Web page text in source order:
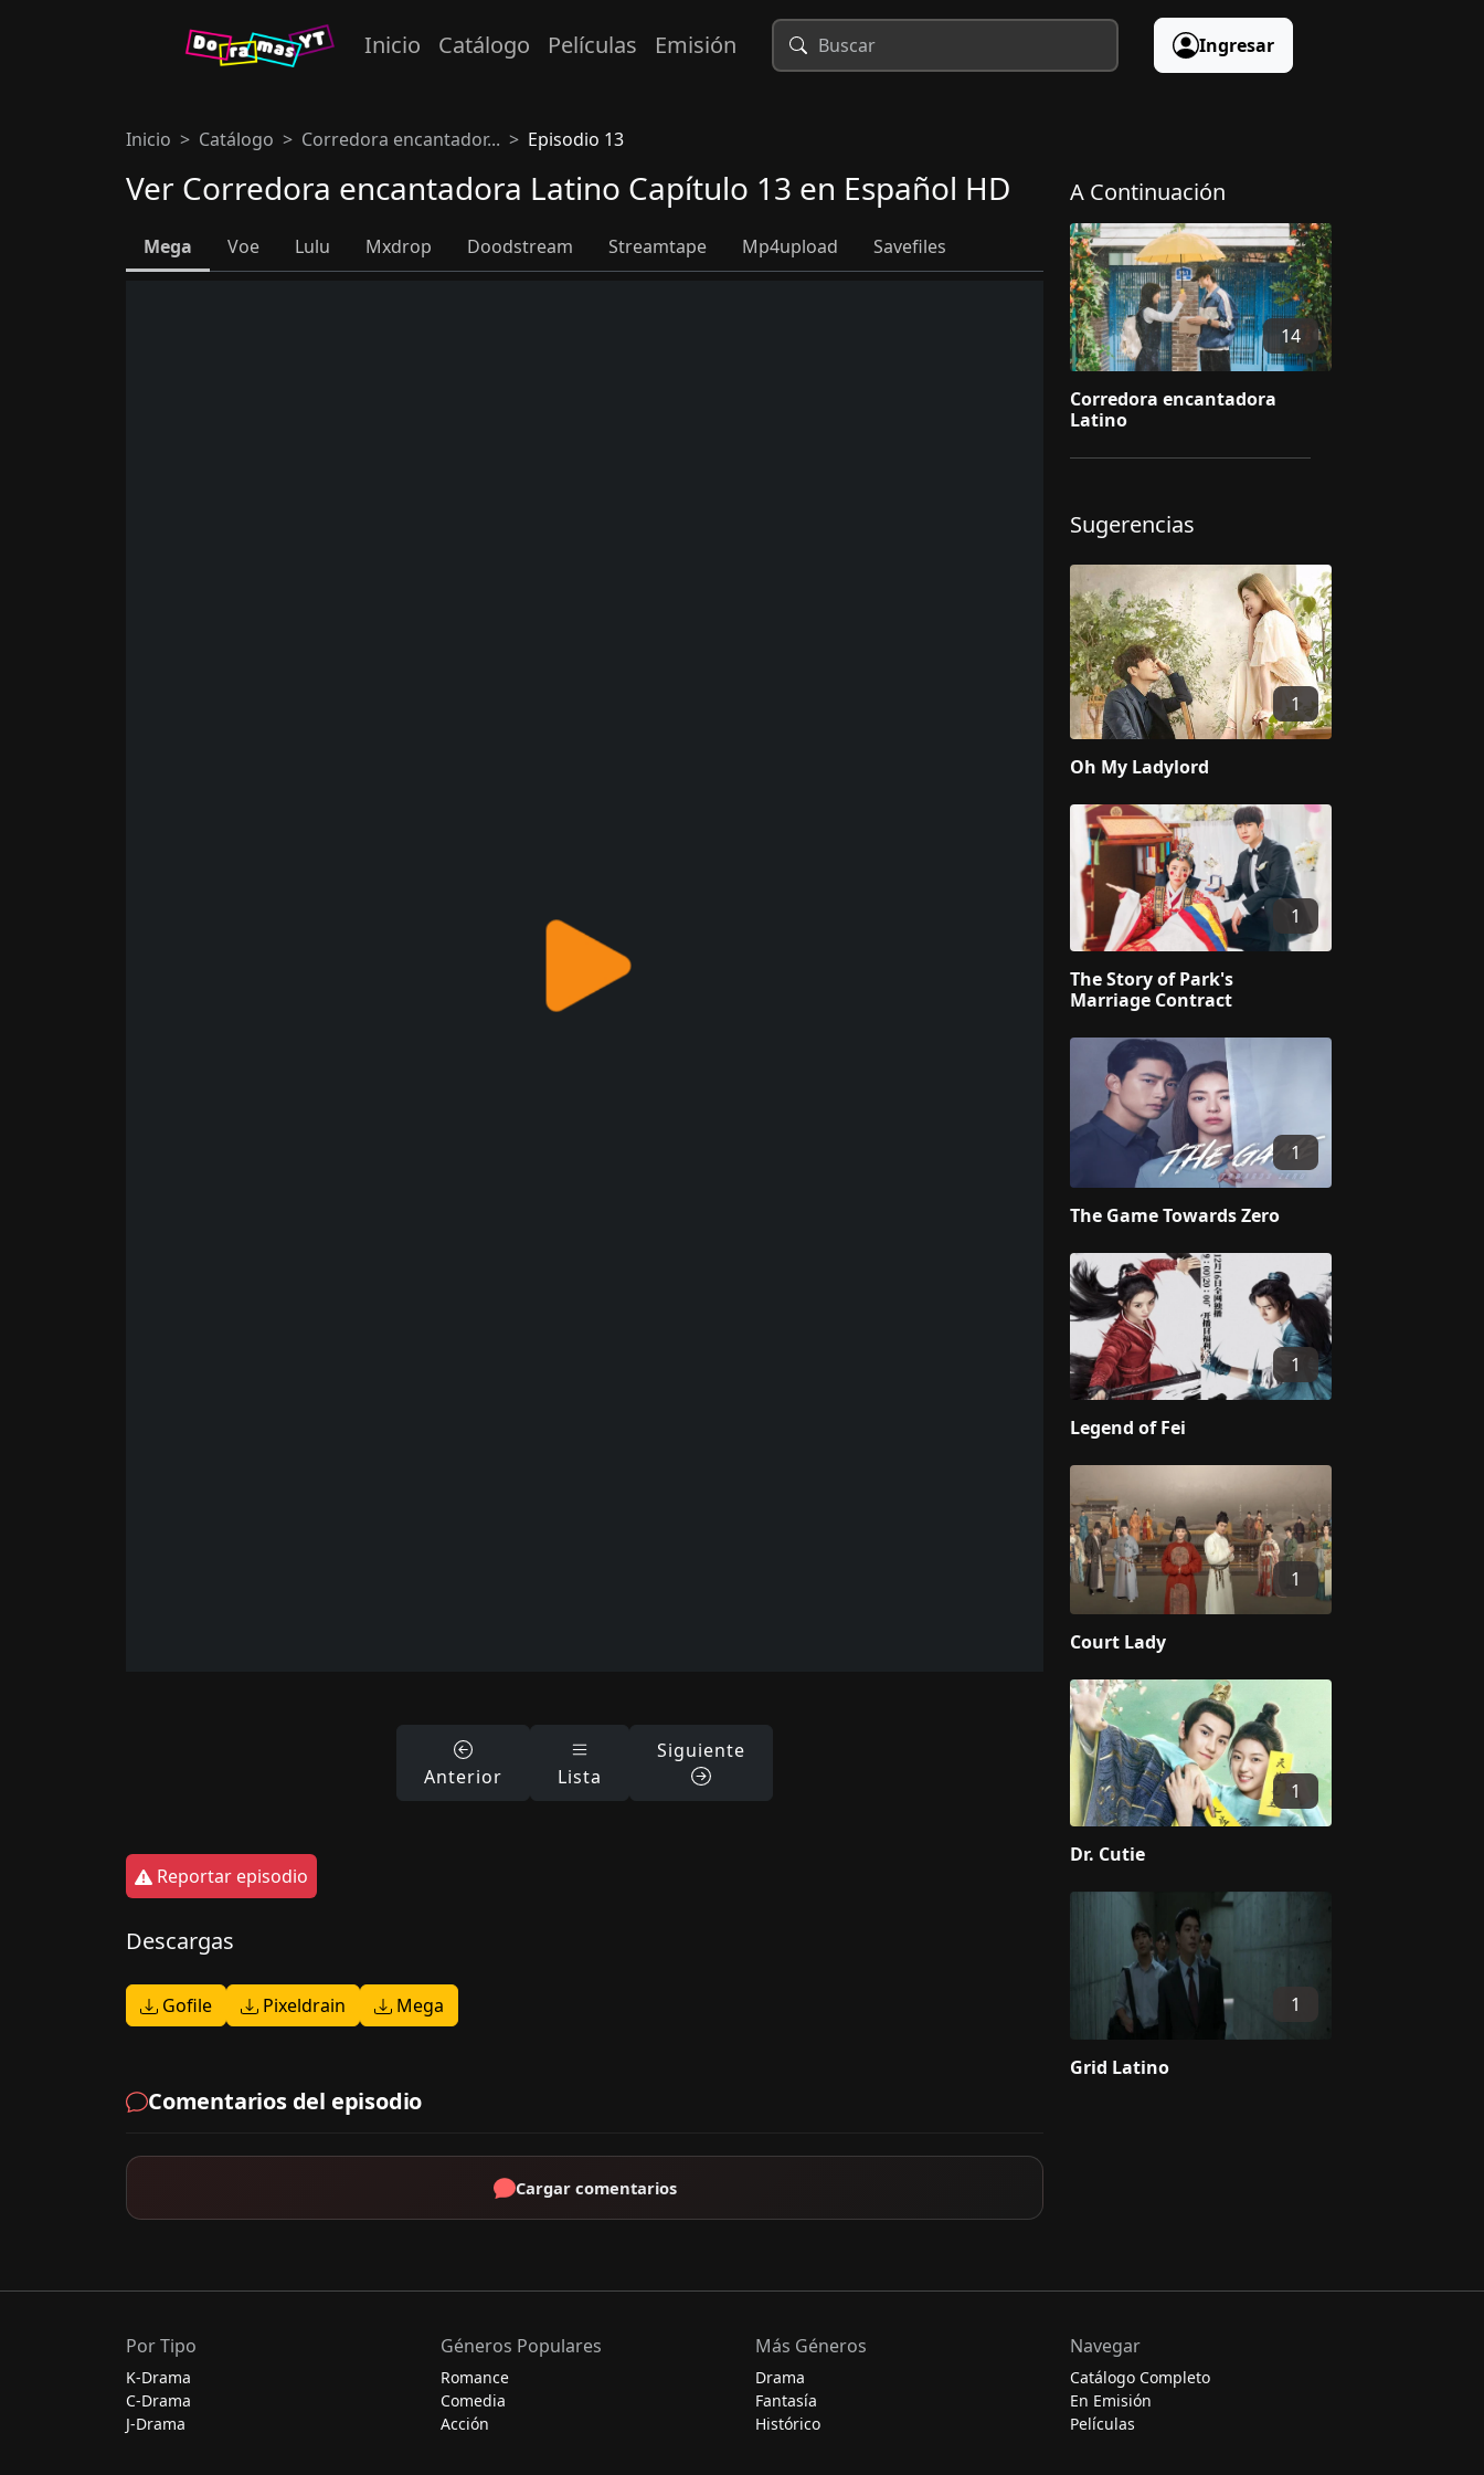
Inicio Catálogo Películas Emisión Ingresar
Inicio Catálogo Corredora encantador... Episodio 13
Ver Corredora encantadora Latino Capítulo 13 en Español HD
Mega Voe Lulu Mxdrop Doodstream Streamtape Mp4upload Savefiles
Anterior Lista
Siguiente
Reportar episodio
Descargas
Gofile Pixeldrain Mega
Comentarios del episodio
Cargar comentarios
A Continuación
14
Corredora encantadora
Latino
Sugerencias
1
Oh My Ladylord
1
The Story of Park's
Marriage Contract
1
The Game Towards Zero
1
Legend of Fei
1
Court Lady
1
Dr. Cutie
1
Grid Latino
Por Tipo
K-Drama
C-Drama
J-Drama
Géneros Populares
Romance
Comedia
Acción
Más Géneros
Drama
Fantasía
Histórico
Navegar
Catálogo Completo
En Emisión
Películas